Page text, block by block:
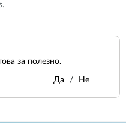
за полезно.
Да Не